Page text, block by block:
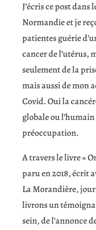
J’écris ce post
Normandie et je
patientes guérie
cancer de l’utérus,
seulement de la
mais aussi de mon
Covid. Oui la
globale ou
préoccupation.
A travers le livre «
paru en 2018, écrit
La Morandière,
livrons un
sein, de l’annonce